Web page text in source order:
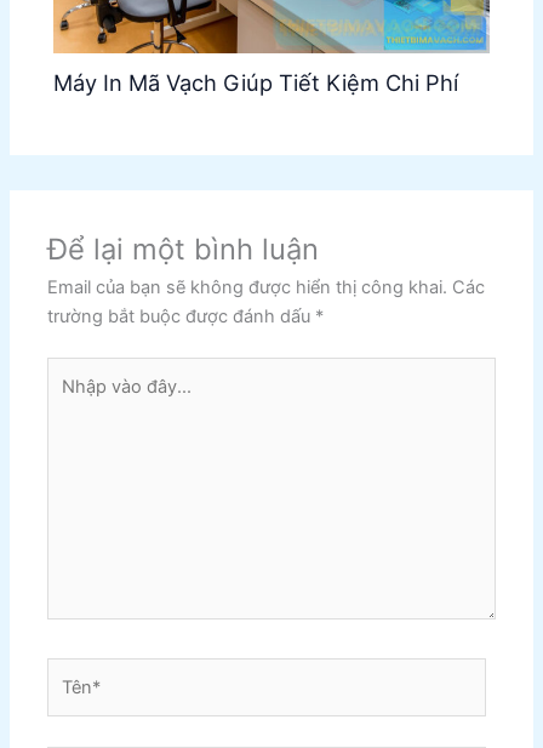
Máy In Mã Vạch Giúp Tiết Kiệm Chi Phí
Để lại một bình luận
Email của bạn sẽ không được hiển thị công khai. Các
trường bắt buộc được đánh dấu *
vào